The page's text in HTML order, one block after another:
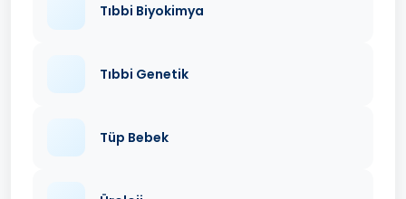
Tıbbi Biyokimya
Tıbbi Genetik
Tüp Bebek